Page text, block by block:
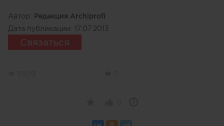
Автор: Редакция Archiprofi
Дата публикации: 17.07.2013
Связаться